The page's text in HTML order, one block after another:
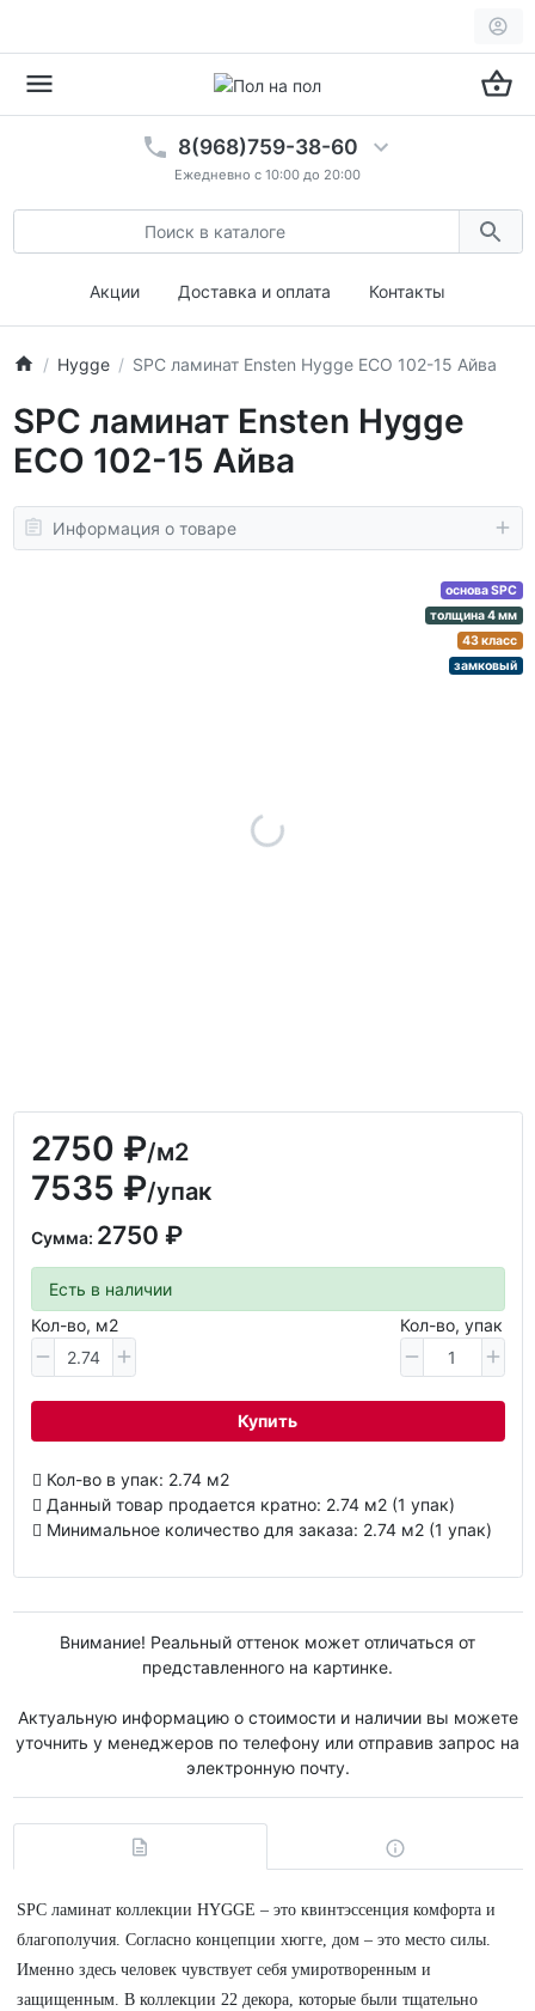
8(968)759-38-60
Ежедневно с 10:00 до 20:00
Акции Доставка и оплата Контакты
Hygge SPC ламинат Ensten Hygge ECO 102-15 Айва
SPC ламинат Ensten Hygge
ECO 102-15 Айва
Информация о товаре
основа SPC
толщина 4 мм
43 класс
замковый
2750 ₽/м2
7535 ₽/упак
Сумма: 2750 ₽
Есть в наличии
Кол-во, м2
Кол-во, упак
Купить
Кол-во в упак: 2.74 м2
Данный товар продается кратно: 2.74 м2 (1 упак)
Минимальное количество для заказа: 2.74 м2 (1 упак)
Внимание! Реальный оттенок может отличаться от
представленного на картинке.
Актуальную информацию о стоимости и наличии вы можете
уточнить у менеджеров по телефону или отправив запрос на
электронную почту.
SPC ламинат коллекции HYGGE – это квинтэссенция комфорта и
благополучия. Согласно концепции хюгге, дом – это место силы.
Именно здесь человек чувствует себя умиротворенным и
защищенным. В коллекции 22 декора, которые были тщательно